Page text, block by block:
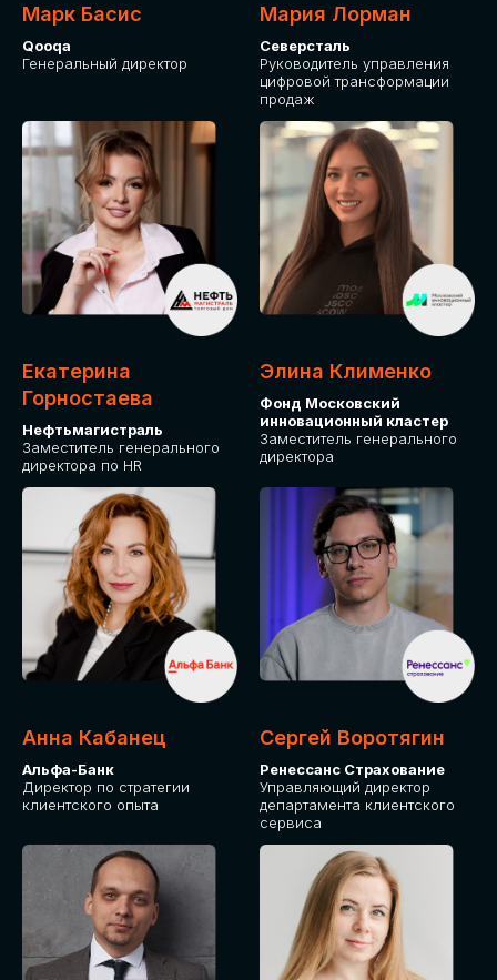
Марк Басис
Qooqa
Генеральный директор
Мария Лорман
Северсталь
Руководитель управления
цифровой трансформации
продаж
Екатерина
Горностаева
Нефтьмагистраль
Заместитель генерального
директора по HR
Элина Клименко
Фонд Московский
инновационный кластер
Заместитель генерального
директора
Анна Кабанец
Альфа-Банк
Директор по стратегии
клиентского опыта
Сергей Воротягин
Ренессанс Страхование
Управляющий директор
департамента клиентского
сервиса
Приглашаем стать партнером GLOBAL
TECH FORUM и презентовать ваши
решения целевой аудитории. Будем
рады сотрудничеству!
СТАНЬТЕ
ЭКСПОНЕНТОМ
ПОДАТЬ ЗАЯВКУ
IT Solutions for Business
СТОИМОСТЬ
УЧАСТИЯ